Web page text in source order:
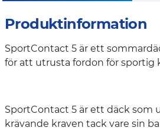
Produktinformation
SportContact 5 är ett
för att utrusta fordon för sportig
SportContact 5 är ett däck som
krävande kraven tack vare sin